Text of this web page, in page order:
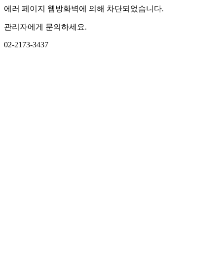
에러 페이지 웹방화벽에 의해 차단되었습니다.
관리자에게 문의하세요.
02-2173-3437